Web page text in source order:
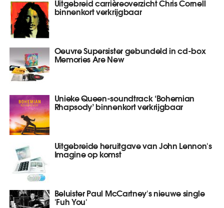
Uitgebreid carrièreoverzicht Chris Cornell
binnenkort verkrijgbaar
Oeuvre Supersister gebundeld in cd-box
Memories Are New
Unieke Queen-soundtrack ‘Bohemian
Rhapsody’ binnenkort verkrijgbaar
Uitgebreide heruitgave van John Lennon's
Imagine op komst
Beluister Paul McCartney's nieuwe single
'Fuh You'